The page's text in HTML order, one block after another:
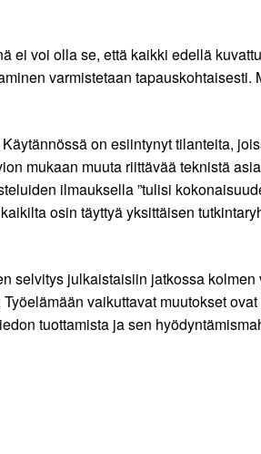
ei voi olla se, että kaikki edellä
varmistetaan
on esiintynyt tilanteita,
mukaan muuta riittävää teknistä
ilmauksella ”tulisi
osin täyttyä yksittäisen
selvitys julkaistaisiin jatkossa
vaikuttavat muutokset
tuottamista ja sen